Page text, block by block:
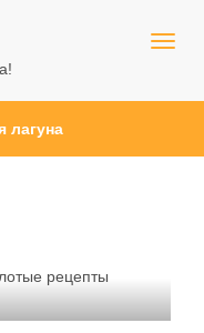
лагуна
рецепты